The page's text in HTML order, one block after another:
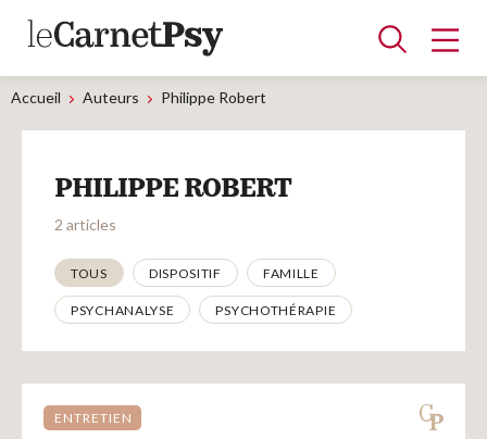
Articles
A la une
Adolescence
Dispositif
Enfance
Périnatalité
Psychanalyse
Psychopathologie
Soin
Dossiers
Blocs-notes
Accueil Auteurs Philippe Robert
PHILIPPE ROBERT
2 articles
Thématiques
TOUS DISPOSITIF FAMILLE
PSYCHANALYSE PSYCHOTHÉRAPIE
ENTRETIEN